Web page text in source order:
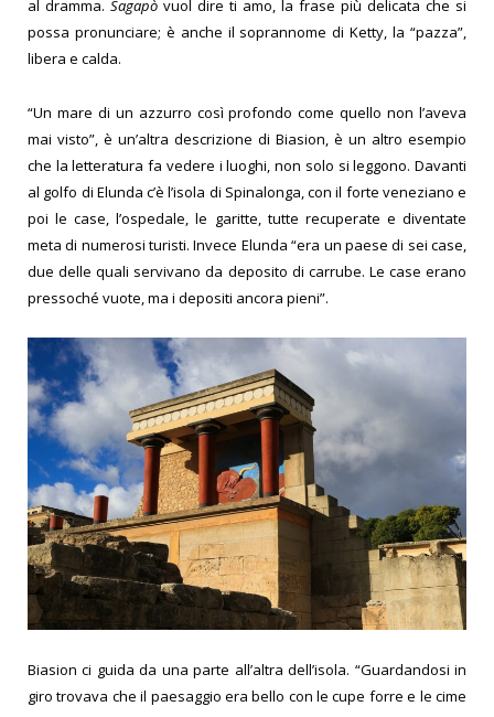
al dramma. Sagapò vuol dire ti amo, la frase più delicata che si
possa pronunciare; è anche il soprannome di Ketty, la “pazza”,
libera e calda.
“Un mare di un azzurro così profondo come quello non l’aveva
mai visto”, è un’altra descrizione di Biasion, è un altro esempio
che la letteratura fa vedere i luoghi, non solo si leggono. Davanti
al golfo di Elunda c’è l’isola di Spinalonga, con il forte veneziano e
poi le case, l’ospedale, le garitte, tutte recuperate e diventate
meta di numerosi turisti. Invece Elunda “era un paese di sei case,
due delle quali servivano da deposito di carrube. Le case erano
pressoché vuote, ma i depositi ancora pieni”.
Biasion ci guida da una parte all’altra dell’isola. “Guardandosi in
giro trovava che il paesaggio era bello con le cupe forre e le cime